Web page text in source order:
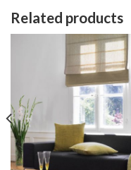
Related products